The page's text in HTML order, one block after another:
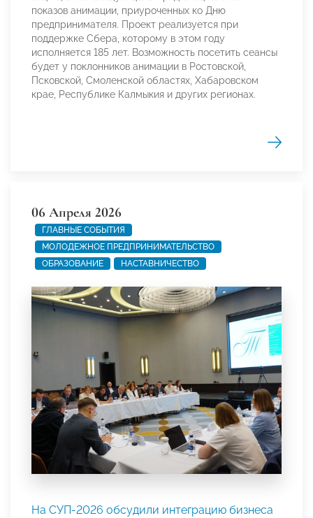
показов анимации, приуроченных ко Дню
предпринимателя. Проект реализуется при
поддержке Сбера, которому в этом году
исполняется 185 лет. Возможность посетить сеансы
будет у поклонников анимации в Ростовской,
Псковской, Смоленской областях, Хабаровском
крае, Республике Калмыкия и других регионах.
06 Апреля 2026
ГЛАВНЫЕ СОБЫТИЯ
МОЛОДЕЖНОЕ ПРЕДПРИНИМАТЕЛЬСТВО
ОБРАЗОВАНИЕ
НАСТАВНИЧЕСТВО
На СУП-2026 обсудили интеграцию бизнеса